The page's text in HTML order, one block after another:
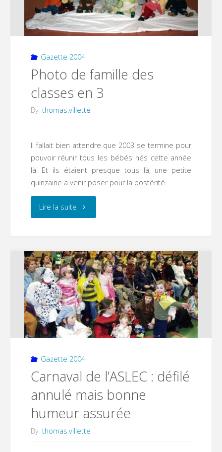
Gazette 2004
Photo de famille des
classes en 3
By thomas.villette
Il fallait bien attendre que 2003 se termine pour
pouvoir réunir tous les bébés nés cette année
là. Et ils étaient presque tous là, une petite
quinzaine a venir poser pour la postérité.
Lire la suite"Photo
famille
des
classes
en
3"
Gazette 2004
Carnaval de l’ASLEC : défilé
annulé mais bonne
humeur assurée
By thomas.villette